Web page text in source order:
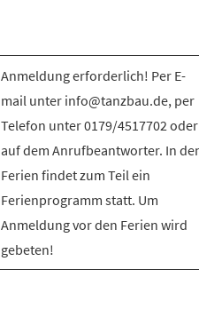
Anmeldung erforderlich! Per E-
mail unter info@tanzbau.de, per
Telefon unter 0179/4517702 oder
auf dem Anrufbeantworter. In
Ferien findet zum Teil ein
Ferienprogramm statt. Um
Anmeldung vor den Ferien wird
gebeten!